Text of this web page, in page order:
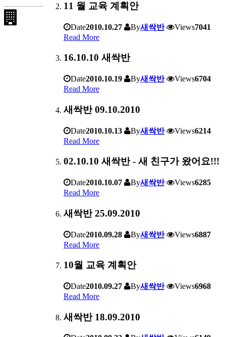
11 월 교육 계획안
Date2010.10.27 By새싹반 Views7041
Read More
16.10.10 새싹반
Date2010.10.19 By새싹반 Views6704
Read More
새싹반 09.10.2010
Date2010.10.13 By새싹반 Views6214
Read More
02.10.10 새싹반 - 새 친구가 왔어요!!!
Date2010.10.07 By새싹반 Views6285
Read More
새싹반 25.09.2010
Date2010.09.28 By새싹반 Views6887
Read More
10월 교육 계획안
Date2010.09.27 By새싹반 Views6968
Read More
새싹반 18.09.2010